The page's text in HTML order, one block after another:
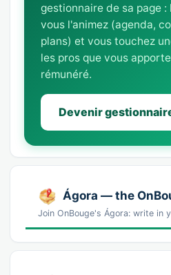
gestionnaire de sa page :
vous l'animez (agenda,
plans) et vous touchez
les pros que vous
rémunéré.
Devenir
Ágora — the
Join OnBouge's Ágora: write in